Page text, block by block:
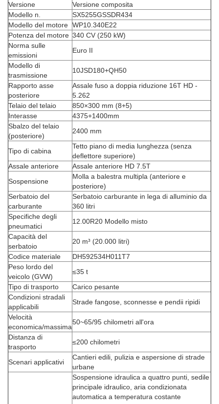
Versione
Versione composita
Modello n.
SX5255GSSDR434
Modello del motore WP10.340E22
Potenza del motore 340 CV (250 kW)
Norma sulle
emissioni
Euro II
Modello di
trasmissione
10JSD180+QH50
Rapporto asse
posteriore
Assale fuso a doppia riduzione 16T HD -
5.262
Telaio del telaio
850×300 mm (8+5)
Interasse
4375+1400mm
Sbalzo del telaio
(posteriore)
2400 mm
Tipo di cabina
Tetto piano di media lunghezza (senza
deflettore superiore)
Assale anteriore
Assale anteriore HD 7.5T
Sospensione
Molla a balestra multipla (anteriore e
posteriore)
Serbatoio del
carburante
Serbatoio carburante in lega di alluminio da
360 litri
Specifiche degli
pneumatici
12.00R20 Modello misto
Capacità del
serbatoio
20 m³ (20.000 litri)
Codice materiale
DH592534H011T7
Peso lordo del
veicolo (GVW)
≤35 t
Tipo di trasporto
Carico pesante
Condizioni stradali
applicabili
Strade fangose, sconnesse e pendii ripidi
Velocità
economica/massima
50~65/95 chilometri all'ora
Distanza di
trasporto
≤200 chilometri
Scenari applicativi
Cantieri edili, pulizia e aspersione di strade
urbane
Sospensione idraulica a quattro punti, sedile
principale idraulico, aria condizionata
automatica a temperatura costante